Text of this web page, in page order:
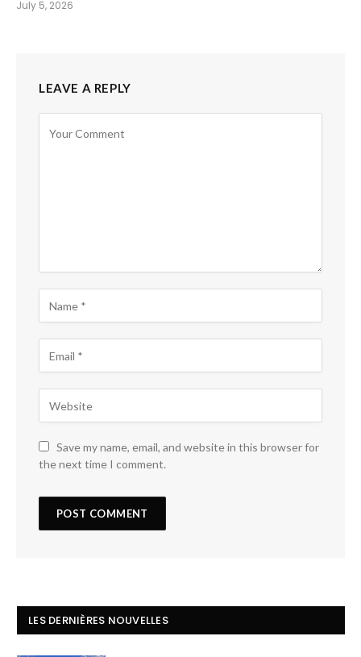
July 5, 2026
LEAVE A REPLY
Save my name, email, and website in this browser for
the next time I comment.
LES DERNIÈRES NOUVELLES